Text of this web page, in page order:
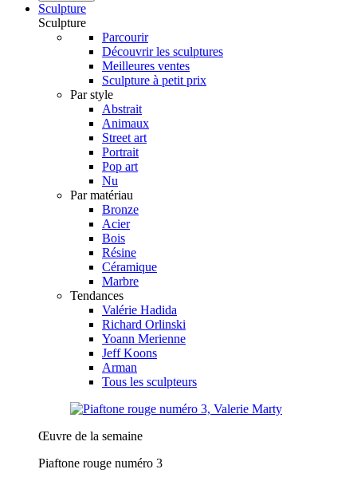
Sculpture
Sculpture
Parcourir
Découvrir les sculptures
Meilleures ventes
Sculpture à petit prix
Par style
Abstrait
Animaux
Street art
Portrait
Pop art
Nu
Par matériau
Bronze
Acier
Bois
Résine
Céramique
Marbre
Tendances
Valérie Hadida
Richard Orlinski
Yoann Merienne
Jeff Koons
Arman
Tous les sculpteurs
Œuvre de la semaine
Piaftone rouge numéro 3